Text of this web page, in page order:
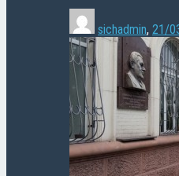
sichadmin, 21/